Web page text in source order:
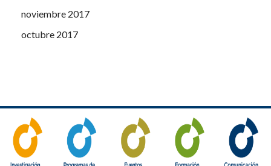
noviembre 2017
octubre 2017